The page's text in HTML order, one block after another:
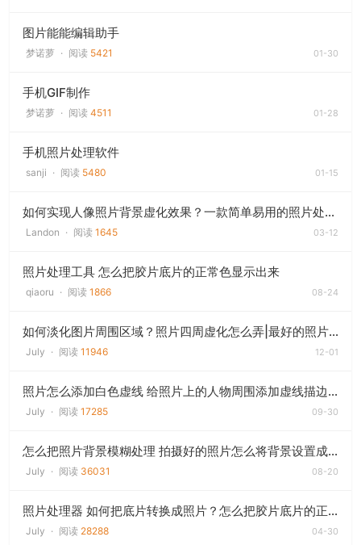
图片能能编辑助手
梦诺萝 · 阅读 5421 01-30
手机GIF制作
梦诺萝 · 阅读 4511 01-28
手机照片处理软件
sanji · 阅读 5480 01-15
如何实现人像照片背景虚化效果？一款简单易用的照片处理工具教程
Landon · 阅读 1645 03-12
照片处理工具 怎么把胶片底片的正常色显示出来
qiaoru · 阅读 1866 08-24
如何淡化图片周围区域？照片四周虚化怎么弄|最好的照片处理软件
July · 阅读 11946 12-01
照片怎么添加白色虚线 给照片上的人物周围添加虚线描边效果|照片处理工具
July · 阅读 17285 09-30
怎么把照片背景模糊处理 拍摄好的照片怎么将背景设置成模糊效果|照片处理教程
July · 阅读 36031 08-20
照片处理器 如何把底片转换成照片？怎么把胶片底片的正常色显示出来
July · 阅读 28288 04-30